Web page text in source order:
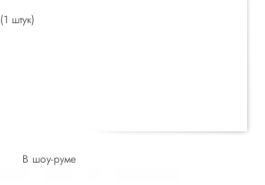
(1 штук)
В шоу-руме